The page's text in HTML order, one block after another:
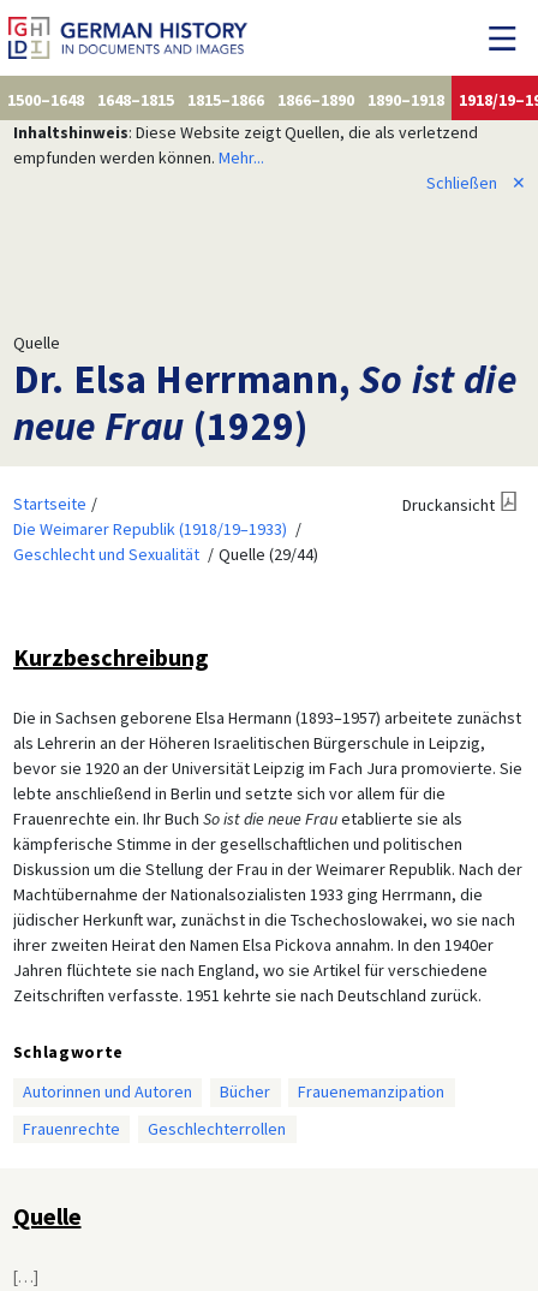
1500–1648 1648–1815 1815–1866 1866–1890 1890–1918
1918/
Inhaltshinweis: Diese Website zeigt Quellen, die als verletzend
empfunden werden können. Mehr...
Schließen
✕
Quelle
Dr. Elsa Herrmann, So ist die
neue Frau (1929)
Startseite
Die Weimarer Republik (1918/19–1933)
Geschlecht und Sexualität
Quelle (29/44)
Druckansicht
Kurzbeschreibung
Die in Sachsen geborene Elsa Hermann (1893–1957) arbeitete zunächst
als Lehrerin an der Höheren Israelitischen Bürgerschule in Leipzig,
bevor sie 1920 an der Universität Leipzig im Fach Jura promovierte. Sie
lebte anschließend in Berlin und setzte sich vor allem für die
Frauenrechte ein. Ihr Buch So ist die neue Frauetablierte sie als
kämpferische Stimme in der gesellschaftlichen und politischen
Diskussion um die Stellung der Frau in der Weimarer Republik. Nach der
Machtübernahme der Nationalsozialisten 1933 ging Herrmann, die
jüdischer Herkunft war, zunächst in die Tschechoslowakei, wo sie nach
ihrer zweiten Heirat den Namen Elsa Pickova annahm. In den 1940er
Jahren flüchtete sie nach England, wo sie Artikel für verschiedene
Zeitschriften verfasste. 1951 kehrte sie nach Deutschland zurück.
Schlagworte
Autorinnen und Autoren
Bücher
Frauenemanzipation
Frauenrechte
Geschlechterrollen
Quelle
[…]